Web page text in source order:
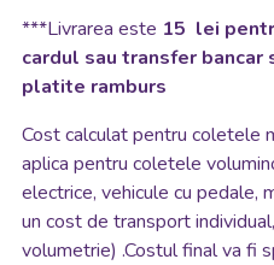
***Livrarea este 15 lei
cardul sau transfer
platite ramburs
Cost calculat pentru coletele
aplica pentru coletele
electrice, vehicule cu pedale,
un cost de transport
volumetrie) .Costul final va fi